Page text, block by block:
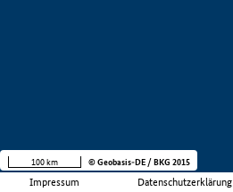
Impressum Datenschutzerklärung
100 km © Geobasis-DE / BKG 2015